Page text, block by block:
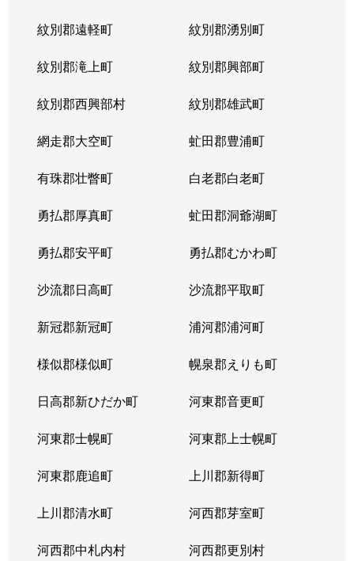
紋別郡遠軽町 紋別郡湧別町
紋別郡滝上町 紋別郡興部町
紋別郡西興部村 紋別郡雄武町
網走郡大空町 虻田郡豊浦町
有珠郡壮瞥町 白老郡白老町
勇払郡厚真町 虻田郡洞爺湖町
勇払郡安平町 勇払郡むかわ町
沙流郡日高町 沙流郡平取町
新冠郡新冠町 浦河郡浦河町
様似郡様似町 幌泉郡えりも町
日高郡新ひだか町 河東郡音更町
河東郡士幌町 河東郡上士幌町
河東郡鹿追町 上川郡新得町
上川郡清水町 河西郡芽室町
河西郡中札内村 河西郡更別村